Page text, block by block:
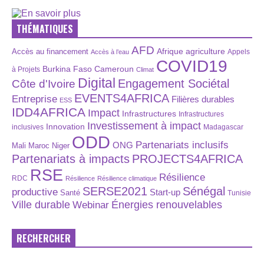
THÉMATIQUES
Accès au financement Accès à l’eau AFD Afrique agriculture Appels
à Projets Burkina Faso Cameroun Climat COVID19
Côte d'Ivoire Digital Engagement Sociétal
Entreprise ESS EVENTS4AFRICA Filières durables
IDD4AFRICA Impact Infrastructures Infrastructures
inclusives Innovation Investissement à impact Madagascar
Mali Maroc Niger ODD ONG Partenariats inclusifs
Partenariats à impacts PROJECTS4AFRICA
RDC RSE Résilience Résilience climatique Résilience
productive Santé SERSE2021 Start-up Sénégal Tunisie
Ville durable Webinar Énergies renouvelables
RECHERCHER